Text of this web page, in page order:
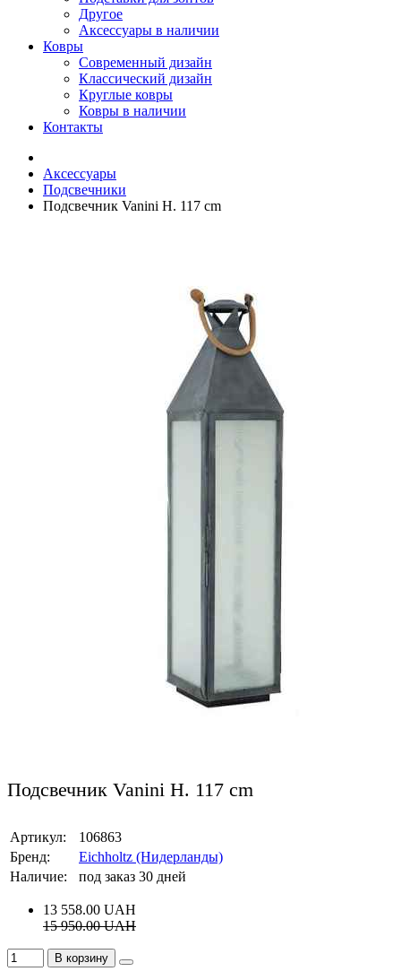
Другое
Аксессуары в наличии
Ковры
Современный дизайн
Классический дизайн
Круглые ковры
Ковры в наличии
Контакты
Аксессуары
Подсвечники
Подсвечник Vanini H. 117 cm
Подсвечник Vanini H. 117 cm
Артикул:
106863
Бренд:
Eichholtz (Нидерланды)
Наличие:
под заказ 30 дней
13 558.00 UAH
15 950.00UAH
В корзину